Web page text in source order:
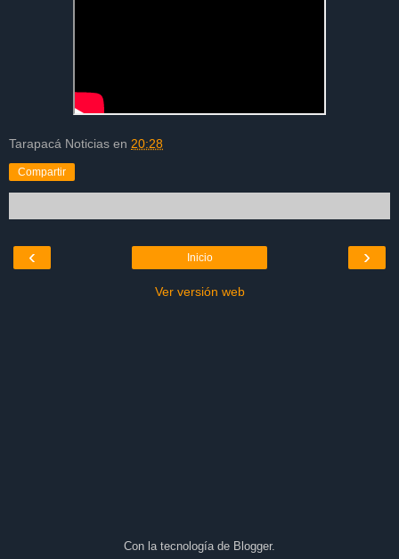
Tarapacá Noticias en 20:28
Compartir
‹ ›
Inicio
Ver versión web
Con la tecnología de Blogger.